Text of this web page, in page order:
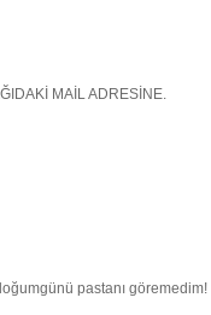
MAİL ADRESİNE.
pastanı göremedim!